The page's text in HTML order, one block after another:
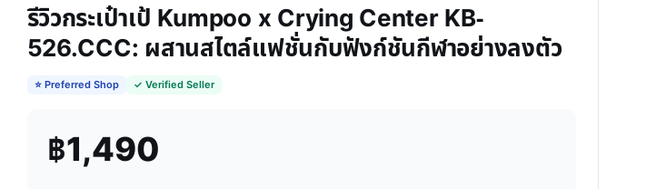
รีวิวกระเป๋าเป้ Kumpoo x Crying Center KB-
526.CCC: ผสานสไตล์แฟชั่นกับฟังก์ชันกีฬาอย่างลงตัว
⭐ Preferred Shop ✓ Verified Seller
฿1,490